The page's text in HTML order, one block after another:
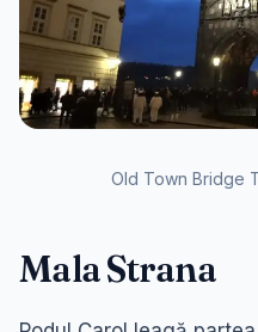
Old Town Bridge
Mala Strana